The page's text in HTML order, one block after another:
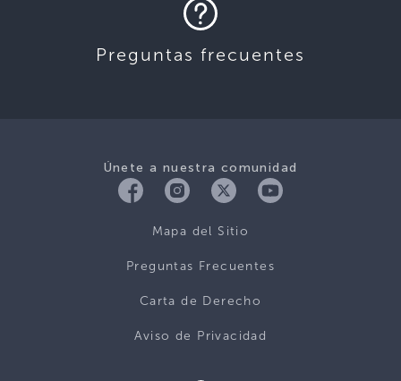
Preguntas frecuentes
Únete a nuestra comunidad
Mapa del Sitio
Preguntas Frecuentes
Carta de Derecho
Aviso de Privacidad